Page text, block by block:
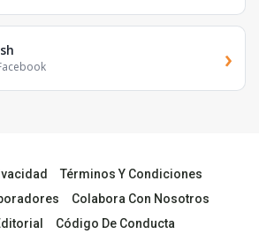
›
Términos Y Condiciones
Colabora Con Nosotros
Código De Conducta